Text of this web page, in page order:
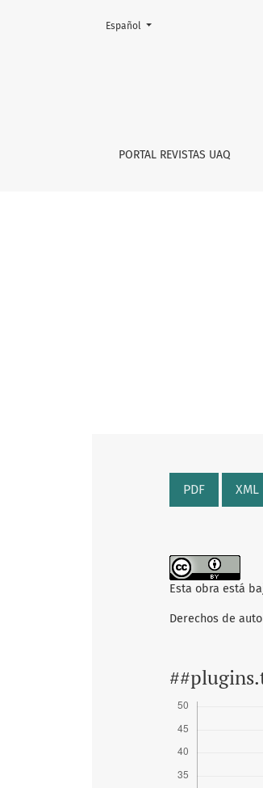
Reacciones ante ‘Roma’
PORTAL REVISTAS UAQ
Cambiar el idioma. El actual es:
Español
PDF XML
Esta obra está
Derechos de